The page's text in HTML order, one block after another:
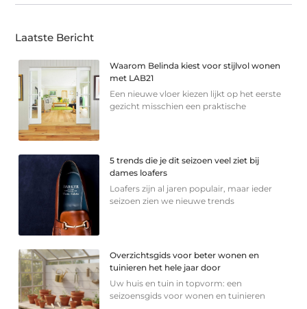
Laatste Bericht
Waarom Belinda kiest voor stijlvol wonen
met LAB21
Een nieuwe vloer kiezen lijkt op het eerste
gezicht misschien een praktische
5 trends die je dit seizoen veel ziet bij
dames loafers
Loafers zijn al jaren populair, maar ieder
seizoen zien we nieuwe trends
Overzichtsgids voor beter wonen en
tuinieren het hele jaar door
Uw huis en tuin in topvorm: een
seizoensgids voor wonen en tuinieren